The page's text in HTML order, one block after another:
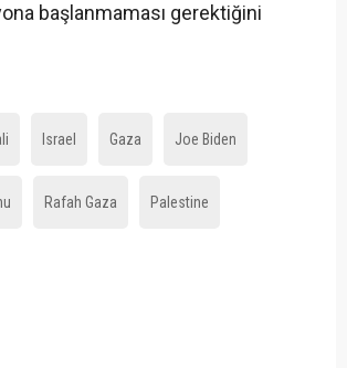
başlanmaması gerektiğini
Israel Gaza Joe Biden
Rafah Gaza Palestine